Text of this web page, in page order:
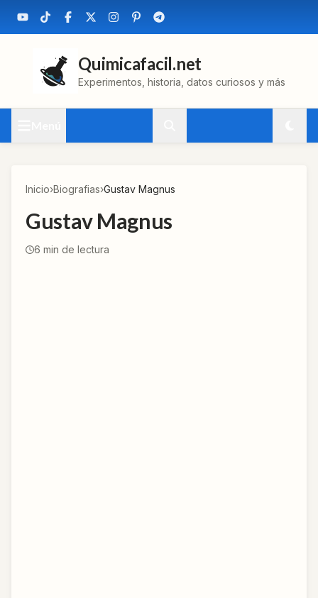
Quimicafacil.net
Experimentos, historia, datos curiosos y más
Inicio›Biografias›Gustav Magnus
Gustav Magnus
6 min de lectura